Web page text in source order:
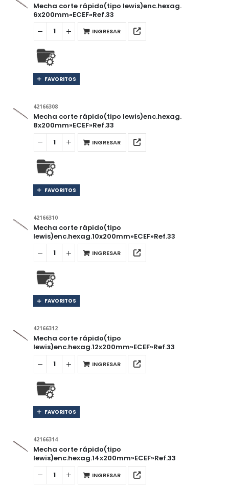
Mecha corte rápido(tipo lewis)enc.hexag.
6x200mm»ECEF»Ref.33
INGRESAR
FAVORITOS
42166308
Mecha corte rápido(tipo lewis)enc.hexag.
8x200mm»ECEF»Ref.33
INGRESAR
FAVORITOS
42166310
Mecha corte rápido(tipo
lewis)enc.hexag.10x200mm»ECEF»Ref.33
INGRESAR
FAVORITOS
42166312
Mecha corte rápido(tipo
lewis)enc.hexag.12x200mm»ECEF»Ref.33
INGRESAR
FAVORITOS
42166314
Mecha corte rápido(tipo
lewis)enc.hexag.14x200mm»ECEF»Ref.33
INGRESAR